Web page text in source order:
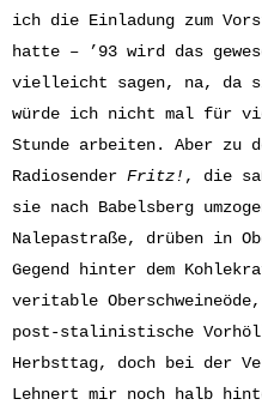
ich die Einladung zum
hatte – ’93 wird das
vielleicht sagen, na, da
würde ich nicht mal für
Stunde arbeiten. Aber zu
Radiosender Fritz! , die
sie nach Babelsberg
Nalepastraße, drüben in
Gegend hinter dem
veritable
post-stalinistische
Herbsttag, doch bei der
Lehnert mir noch halb